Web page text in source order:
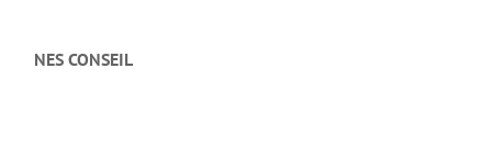
NES CONSEIL